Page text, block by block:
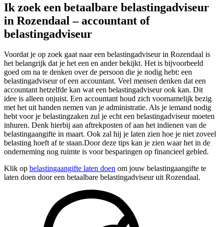
Ik zoek een betaalbare belastingadviseur
in Rozendaal – accountant of
belastingadviseur
Voordat je op zoek gaat naar een belastingadviseur in Rozendaal is
het belangrijk dat je het een en ander bekijkt. Het is bijvoorbeeld
goed om na te denken over de persoon die je nodig hebt: een
belastingadviseur of een accountant. Veel mensen denken dat een
accountant hetzelfde kan wat een belastingadviseur ook kan. Dit
idee is alleen onjuist. Een accountant houd zich voornamelijk bezig
met het uit handen nemen van je administratie. Als je iemand nodig
hebt voor je belastingzaken zul je echt een belastingadviseur moeten
inhuren. Denk hierbij aan aftrekposten of aan het indienen van de
belastingaangifte in maart. Ook zal hij je laten zien hoe je niet zoveel
belasting hoeft af te staan.Door deze tips kan je zien waar het in de
onderneming nog ruimte is voor besparingen op financieel gebied.
Klik op belastingaangifte laten doen om jouw belastingaangifte te
laten doen door een betaalbare belastingadviseur uit Rozendaal.